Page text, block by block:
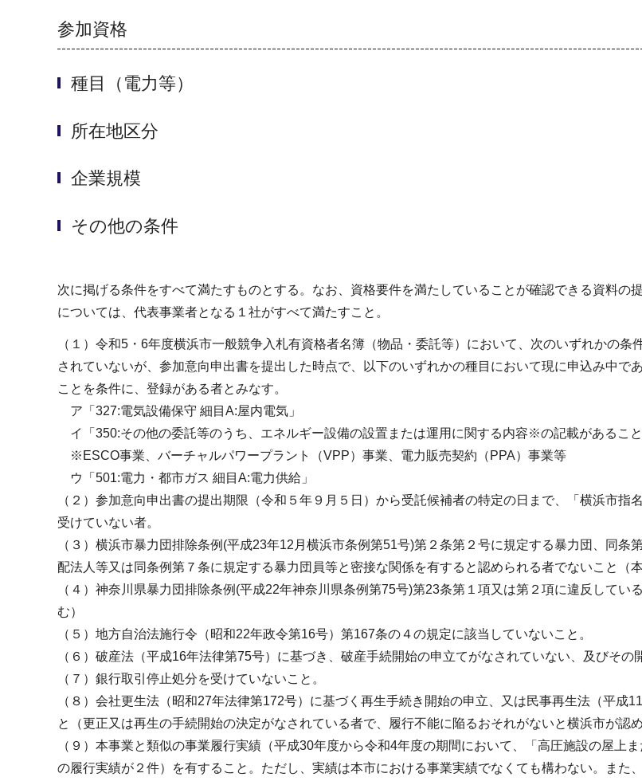
参加資格
種目（電力等）
所在地区分
企業規模
その他の条件
次に掲げる条件をすべて満たすものとする。なお、資格要件を満たしていることが確認できる資料の
については、代表事業者となる１社がすべて満たすこと。
（１）令和5・6年度横浜市一般競争入札有資格者名簿（物品・委託等）において、次のいずれかの
されていないが、参加意向申出書を提出した時点で、以下のいずれかの種目において現に申込み中で
ことを条件に、登録がある者とみなす。
ア「327:電気設備保守 細目A:屋内電気」
イ「350:その他の委託等のうち、エネルギー設備の設置または運用に関する内容※の記載があること
※ESCO事業、バーチャルパワープラント（VPP）事業、電力販売契約（PPA）事業等
ウ「501:電力・都市ガス 細目A:電力供給」
（２）参加意向申出書の提出期限（令和５年９月５日）から受託候補者の特定の日まで、「横浜市
受けていない者。
（３）横浜市暴力団排除条例(平成23年12月横浜市条例第51号)第２条第２号に規定する暴力団、同
配法人等又は同条例第７条に規定する暴力団員等と密接な関係を有すると認められる者でないこと（
（４）神奈川県暴力団排除条例(平成22年神奈川県条例第75号)第23条第１項又は第２項に違反して
む）
（５）地方自治法施行令（昭和22年政令第16号）第167条の４の規定に該当していないこと。
（６）破産法（平成16年法律第75号）に基づき、破産手続開始の申立てがなされていない、及びその
（７）銀行取引停止処分を受けていないこと。
（８）会社更生法（昭和27年法律第172号）に基づく再生手続き開始の申立、又は民事再生法（平成
と（更正又は再生の手続開始の決定がなされている者で、履行不能に陥るおそれがないと横浜市が認
（９）本事業と類似の事業履行実績（平成30年度から令和4年度の期間において、「高圧施設の屋上
の履行実績が２件）を有すること。ただし、実績は本市における事業実績でなくても構わない。ま